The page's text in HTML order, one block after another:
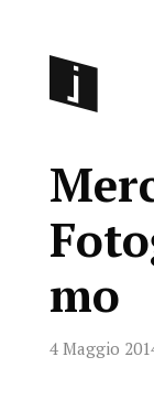
mo
4 Maggio